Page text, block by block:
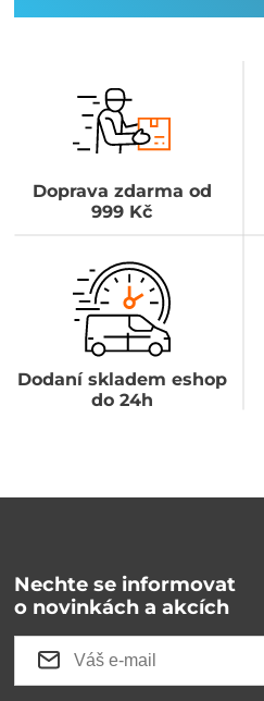
Doprava zdarma od
999 Kč
Dodaní skladem eshop
do 24h
Nechte se informovat
o novinkách a akcích